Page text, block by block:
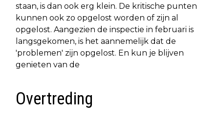
staan, is dan ook erg klein. De kritische punten
kunnen ook zo opgelost worden of zijn al
opgelost. Aangezien de inspectie in februari is
langsgekomen, is het aannemelijk dat de
'problemen' zijn opgelost. En kun je blijven
genieten van de
Overtreding